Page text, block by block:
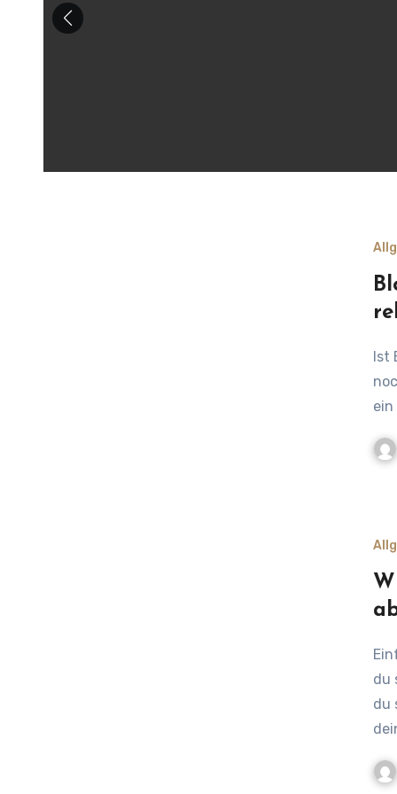
Ist Bloggen im Zeitalter von Social Media und Kurzvideos
ein
Einfache Schritte, um immer up-to-date zu bleiben Hast
du
du